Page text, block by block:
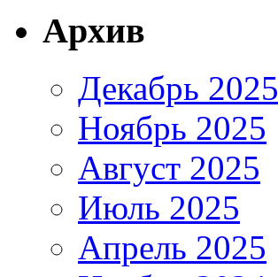
Архив
Декабрь 2025
Ноябрь 2025
Август 2025
Июль 2025
Апрель 2025